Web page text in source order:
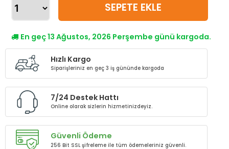
SEPETE EKLE
En geç 13 Ağustos, 2026 Perşembe günü kargoda.
Hızlı Kargo
Siparişleriniz en geç 3 iş gününde kargoda
7/24 Destek Hattı
Online olarak sizlerin hizmetinizdeyiz.
Güvenli Ödeme
256 Bit SSL şifreleme ile tüm ödemeleriniz güvenli.